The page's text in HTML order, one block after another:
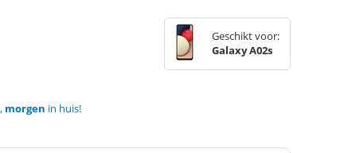
Geschikt voor:
Galaxy A02s
morgen in huis!